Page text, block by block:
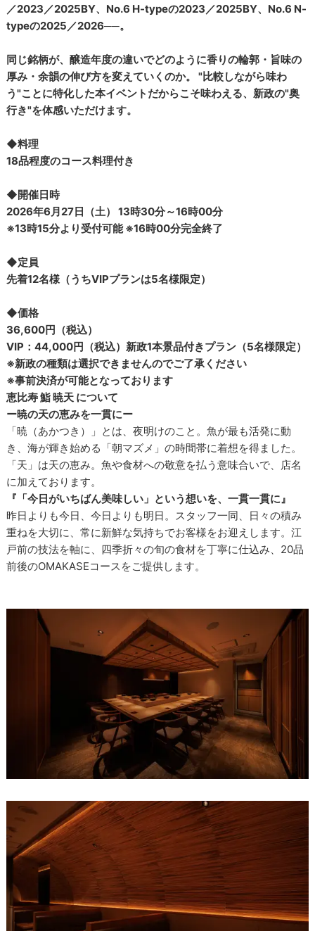
／2023／2025BY、No.6 H-typeの2023／2025BY、No.6 N-
typeの2025／2026──。
同じ銘柄が、醸造年度の違いでどのように香りの輪郭・旨味の
厚み・余韻の伸び方を変えていくのか。 "比較しながら味わ
う"ことに特化した本イベントだからこそ味わえる、新政の"奥
行き"を体感いただけます。
◆料理
18品程度のコース料理付き
◆開催日時
2026年6月27日（土） 13時30分～16時00分
※13時15分より受付可能 ※16時00分完全終了
◆定員
先着12名様（うちVIPプランは5名様限定）
◆価格
36,600円（税込）
VIP：44,000円（税込）新政1本景品付きプラン（5名様限定）
※新政の種類は選択できませんのでご了承ください
※事前決済が可能となっております
恵比寿 鮨 暁天 について
ー暁の天の恵みを一貫にー
「暁（あかつき）」とは、夜明けのこと。魚が最も活発に動
き、海が輝き始める「朝マズメ」の時間帯に着想を得ました。
「天」は天の恵み。魚や食材への敬意を払う意味合いで、店名
に加えております。
『「今日がいちばん美味しい」という想いを、一貫一貫に』
昨日よりも今日、今日よりも明日。スタッフ一同、日々の積み
重ねを大切に、常に新鮮な気持ちでお客様をお迎えします。江
戸前の技法を軸に、四季折々の旬の食材を丁寧に仕込み、20品
前後のOMAKASEコースをご提供します。